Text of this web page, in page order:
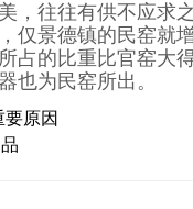
往往有供不应求之
仅景德镇的民窑就
占的比重比官窑大
也为民窑所出。
原因